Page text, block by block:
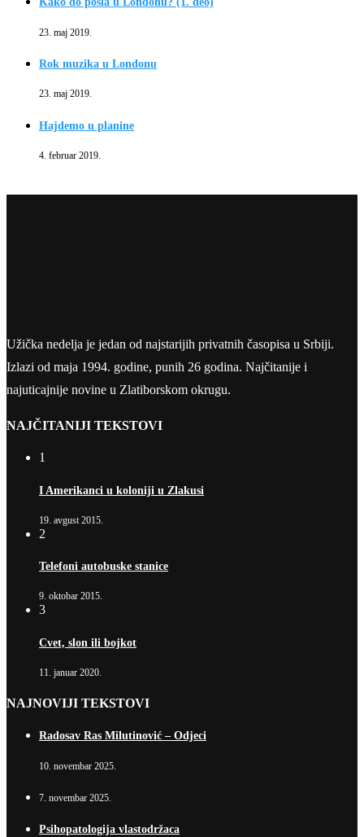
23. maj 2019.
Rok muzika u Londonu
23. maj 2019.
Hajdemo u planine
4. februar 2019.
Užička nedelja je jedan od najstarijih privatnih časopisa u Srbiji.
Izlazi od maja 1994. godine, punih 26 godina. Najčitanije i
najuticajnije novine u Zlatiborskom okrugu.
NAJČITANIJI TEKSTOVI
1
I Amerikanci u koloniji u Zlakusi
19. avgust 2015.
2
Telefoni autobuske stanice
9. oktobar 2015.
3
Cvet, slon ili bojkot
11. januar 2020.
NAJNOVIJI TEKSTOVI
Radosav Ras Milutinović – Odjeci
10. novembar 2025.
7. novembar 2025.
Psihopatologija vlastodržaca